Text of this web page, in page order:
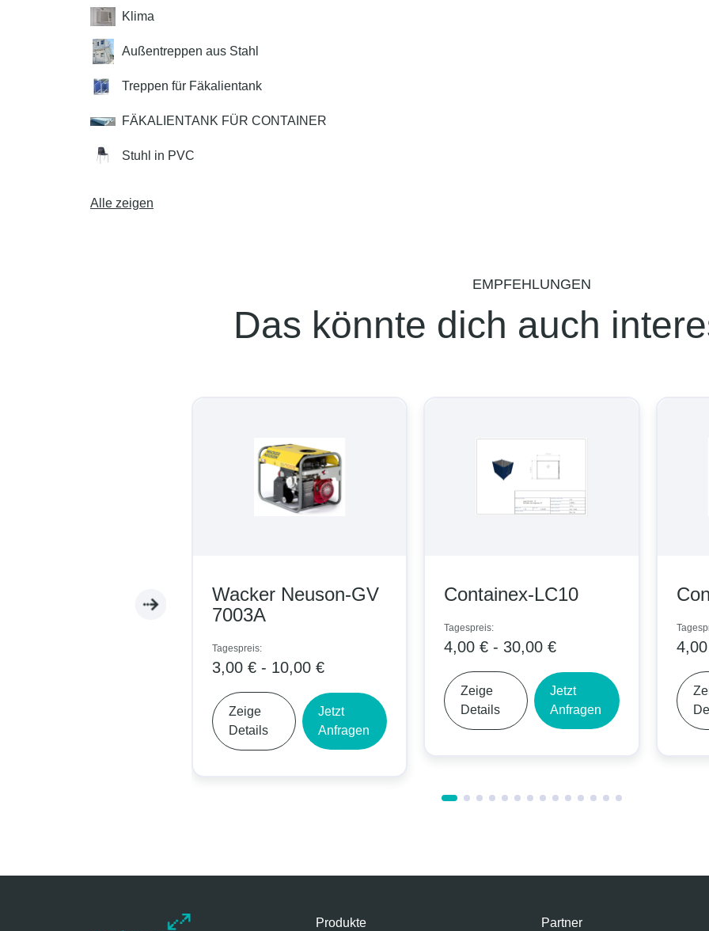
Klima
Außentreppen aus Stahl
Treppen für Fäkalientank
FÄKALIENTANK FÜR CONTAINER
Stuhl in PVC
Alle zeigen
EMPFEHLUNGEN
Das könnte dich auch
Wacker Neuson-GV
7003A
3,00 € - 10,00 €
Jetzt
Anfragen
Containex-LC10
4,00 € - 30,00 €
Jetzt
Anfragen
Containex-
4,00 € -
Produkte Partner